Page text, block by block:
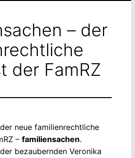
– der
der FamRZ
neue familienrechtliche
– familiensachen.
bezaubernden Veronika